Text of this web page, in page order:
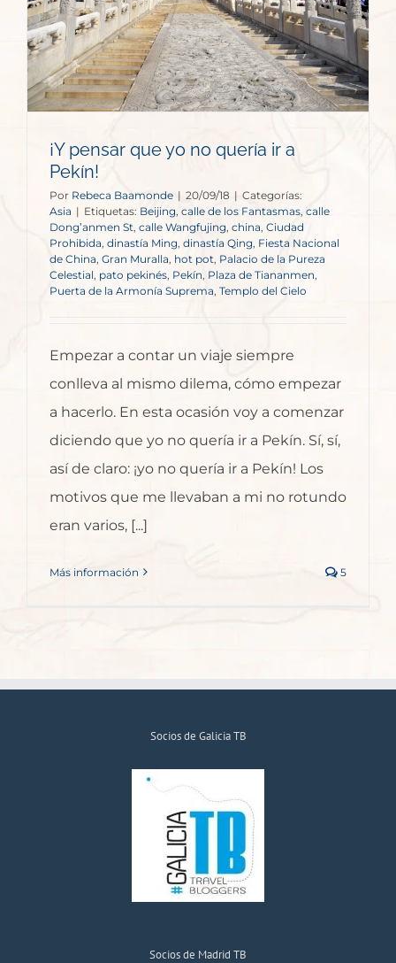
¡Y pensar que yo no quería ir a
Pekín!
Por Rebeca Baamonde | 20/09/18 | Categorías:
Asia | Etiquetas: Beijing calle de los Fantasmas, calle
Dong’anmen St calle Wangfujing, china, Ciudad
Prohibida, dinastía Ming dinastía Qing Fiesta Nacional
de China Gran Muralla hot pot Palacio de la Pureza
Celestial pato pekinés, Pekín Plaza de Tiananmen,
Puerta de la Armonía Suprema Templo del Cielo
Empezar a contar un viaje siempre
conlleva al mismo dilema, cómo empezar
a hacerlo. En esta ocasión voy a comenzar
diciendo que yo no quería ir a Pekín. Sí, sí,
así de claro: ¡yo no quería ir a Pekín! Los
motivos que me llevaban a mi no rotundo
eran varios, [...]
Más información 5
Socios de Galicia TB
Socios de Madrid TB